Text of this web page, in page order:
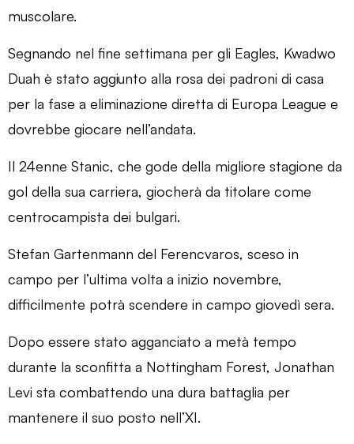
muscolare.
Segnando nel fine settimana per gli Eagles, Kwadwo
Duah è stato aggiunto alla rosa dei padroni di casa
per la fase a eliminazione diretta di Europa League e
dovrebbe giocare nell’andata.
Il 24enne Stanic, che gode della migliore stagione da
gol della sua carriera, giocherà da titolare come
centrocampista dei bulgari.
Stefan Gartenmann del Ferencvaros, sceso in
campo per l’ultima volta a inizio novembre,
difficilmente potrà scendere in campo giovedì sera.
Dopo essere stato agganciato a metà tempo
durante la sconfitta a Nottingham Forest, Jonathan
Levi sta combattendo una dura battaglia per
mantenere il suo posto nell’XI.